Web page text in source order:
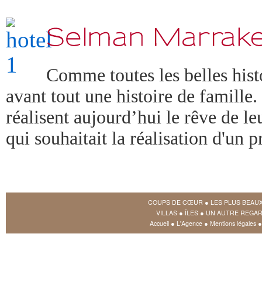
Comme toutes les belles
avant tout une histoire de
réalisent aujourd’hui le rêve de
qui souhaitait la réalisation d'un
COUPS DE CŒUR ● LES PLUS
VILLAS ● ÎLES ● UN AUTRE
Accueil ● L'Agence ● Mentions légales